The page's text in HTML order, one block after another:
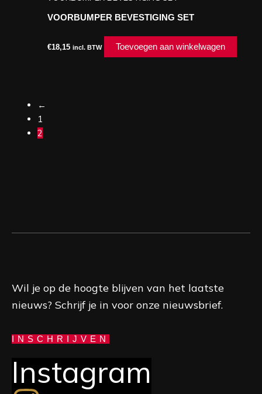
VOORBUMPER BEVESTIGING SET
€18,15 incl. BTW Toevoegen aan winkelwagen
←
1
2
Wil je op de hoogte blijven van het laatste
nieuws? Schrijf je in voor onze nieuwsbrief.
INSCHRIJVEN
Instagram